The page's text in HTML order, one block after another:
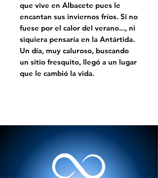
que vive en Albacete pues le
encantan sus inviernos fríos. Si no
fuese por el calor del verano..., ni
siquiera pensaría en la Antártida.
Un día, muy caluroso, buscando
un sitio fresquito, llegó a un lugar
que le cambió la vida.